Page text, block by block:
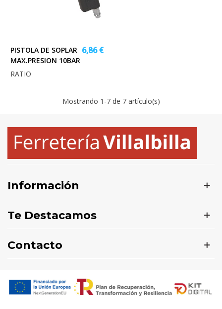
PISTOLA DE SOPLAR
MAX.PRESION 10BAR
6,86 €
RATIO
Mostrando 1 -7 de 7 artículo(s)
Información
Te Destacamos
Contacto